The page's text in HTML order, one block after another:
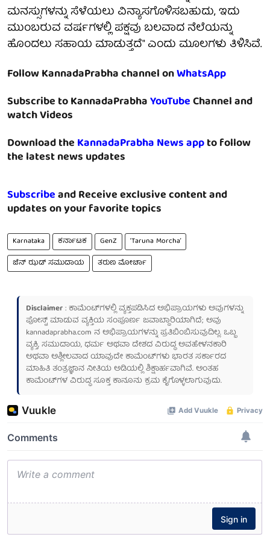
ಮನಸ್ಸುಗಳನ್ನು ಸೆಳೆಯಲು ವಿನ್ಯಾಸಗೊಳಿಸಬಹುದು, ಇದು
ಮುಂಬರುವ ವರ್ಷಗಳಲ್ಲಿ ಪಕ್ಷವು ಬಲವಾದ ನೆಲೆಯನ್ನು
ಹೊಂದಲು ಸಹಾಯ ಮಾಡುತ್ತದೆ" ಎಂದು ಮೂಲಗಳು ತಿಳಿಸಿವೆ.
Follow KannadaPrabha channel onWhatsApp
Subscribe to KannadaPrabhaYouTubeChannel and
watch Videos
Download theKannadaPrabha News appto follow
the latest news updates
Subscribeand Receive exclusive content and
updates on your favorite topics
Karnataka ಕರ್ನಾಟಕ GenZ
‘Taruna Morcha’
ಜೆನ್ ಝಡ್ ಸಮುದಾಯ
ತರುಣ ಮೋರ್ಚಾ
Disclaimer: ಕಾಮೆಂಟ್‌ಗಳಲ್ಲಿ ವ್ಯಕ್ತಪಡಿಸಿದ ಅಭಿಪ್ರಾಯಗಳು ಅವುಗಳನ್ನು
ಪೋಸ್ಟ್ ಮಾಡುವ ವ್ಯಕ್ತಿಯ ಸಂಪೂರ್ಣ ಜವಾಬ್ದಾರಿಯಾಗಿದೆ; ಅವು
kannadaprabha.com ನ ಅಭಿಪ್ರಾಯಗಳನ್ನು ಪ್ರತಿಬಿಂಬಿಸುವುದಿಲ್ಲ. ಒಬ್ಬ
ವ್ಯಕ್ತಿ, ಸಮುದಾಯ, ಧರ್ಮ ಅಥವಾ ದೇಶದ ವಿರುದ್ಧ ಅವಹೇಳನಕಾರಿ
ಅಥವಾ ಅಶ್ಲೀಲವಾದ ಯಾವುದೇ ಕಾಮೆಂಟ್‌ಗಳು ಭಾರತ ಸರ್ಕಾರದ
ಮಾಹಿತಿ ತಂತ್ರಜ್ಞಾನ ನೀತಿಯ ಅಡಿಯಲ್ಲಿ ಶಿಕ್ಷಾರ್ಹವಾಗಿವೆ. ಅಂತಹ
ಕಾಮೆಂಟ್‌ಗಳ ವಿರುದ್ಧ ಸೂಕ್ತ ಕಾನೂನು ಕ್ರಮ ಕೈಗೊಳ್ಳಲಾಗುವುದು.